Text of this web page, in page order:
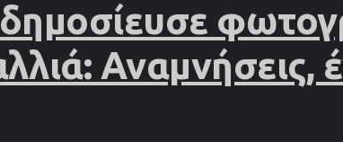
Αναμνήσεις,